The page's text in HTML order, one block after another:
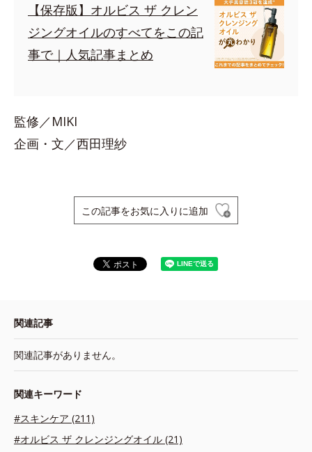
【保存版】オルビス ザ クレン
ジングオイルのすべてをこの記
事で｜人気記事まとめ
監修／MIKI
企画・文／西田理紗
この記事をお気に入りに追加
関連記事
関連記事がありません。
関連キーワード
#スキンケア (211)
#オルビス ザ クレンジングオイル (21)